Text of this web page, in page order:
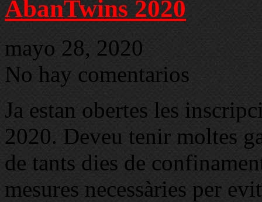
AbanTwins 2020
mayo 28, 2020
No hay comentarios
Ja estan obertes les
2020. Deveu tenir moltes
de tants dies de
mesures necessàries per